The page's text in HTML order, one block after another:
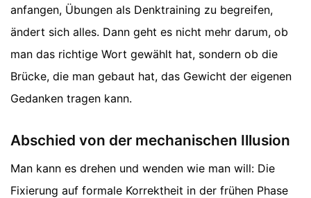
anfangen, Übungen als Denktraining zu begreifen,
ändert sich alles. Dann geht es nicht mehr darum, ob
man das richtige Wort gewählt hat, sondern ob die
Brücke, die man gebaut hat, das Gewicht der eigenen
Gedanken tragen kann.
Abschied von der mechanischen Illusion
Man kann es drehen und wenden wie man will: Die
Fixierung auf formale Korrektheit in der frühen Phase